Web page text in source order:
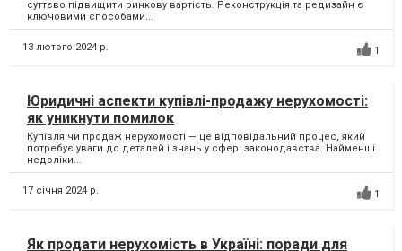
суттєво підвищити ринкову вартість. Реконструкція та редизайн є
ключовими способами...
13 лютого 2024 р. 1
Юридичні аспекти купівлі-продажу нерухомості:
як уникнути помилок
Купівля чи продаж нерухомості — це відповідальний процес, який
потребує уваги до деталей і знань у сфері законодавства. Найменші
недоліки...
17 січня 2024 р. 1
Як продати нерухомість в Україні: поради для